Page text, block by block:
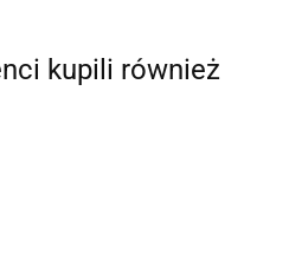
kupili również